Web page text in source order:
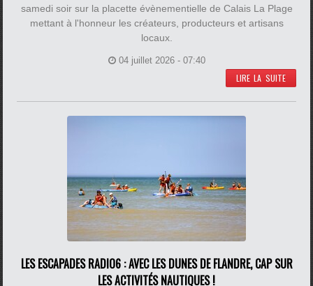
samedi soir sur la placette évènementielle de Calais La Plage
mettant à l'honneur les créateurs, producteurs et artisans
locaux.
04 juillet 2026 - 07:40
LIRE LA SUITE
LES ESCAPADES RADIO6 : AVEC LES DUNES DE FLANDRE, CAP SUR
LES ACTIVITÉS NAUTIQUES !